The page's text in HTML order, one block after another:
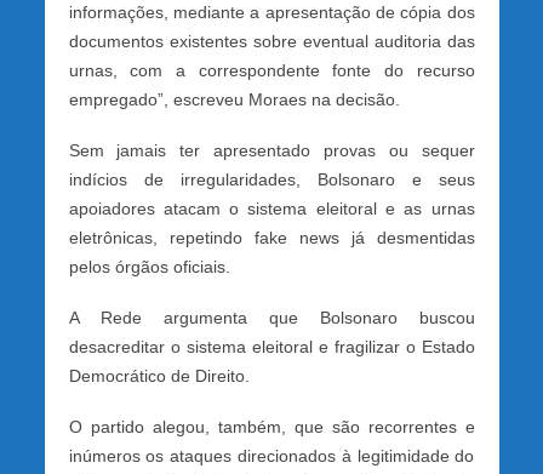
informações, mediante a apresentação de cópia dos
documentos existentes sobre eventual auditoria das
urnas, com a correspondente fonte do recurso
empregado”, escreveu Moraes na decisão.
Sem jamais ter apresentado provas ou sequer
indícios de irregularidades, Bolsonaro e seus
apoiadores atacam o sistema eleitoral e as urnas
eletrônicas, repetindo fake news já desmentidas
pelos órgãos oficiais.
A Rede argumenta que Bolsonaro buscou
desacreditar o sistema eleitoral e fragilizar o Estado
Democrático de Direito.
O partido alegou, também, que são recorrentes e
inúmeros os ataques direcionados à legitimidade do